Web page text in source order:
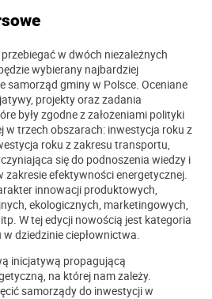
w dwóch niezależnych
wybierany najbardziej
samorząd gminy w Polsce. Oceniane
projekty oraz zadania
były zgodne z założeniami polityki
w trzech obszarach: inwestycja roku z
roku z zakresu transportu,
się do podnoszenia wiedzy i
zakresie efektywności energetycznej.
innowacji produktowych,
ekologicznych, marketingowych,
W tej edycji nowością jest kategoria
dziedzinie ciepłownictwa.
inicjatywą propagującą
na której nam zależy.
samorządy do inwestycji w